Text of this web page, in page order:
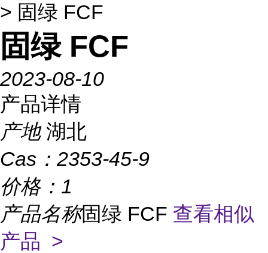
> 固绿 FCF
固绿 FCF
2023-08-10
产品详情
产地 湖北
Cas： 2353-45-9
价格： 1
产品名称固绿 FCF 查看相似
产品 >